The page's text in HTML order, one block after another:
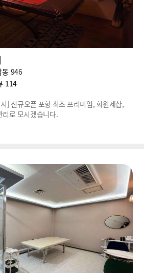
동 946
114
] 신규오픈 포항 최초 프리미엄, 회원제샵,
리로 모시겠습니다.